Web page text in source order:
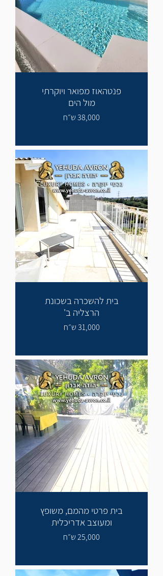
פנטהאוז מפואר ויוקרתי
מול הים
38,000 ש״ח
בית להשכרה בשכונת
הרצליה ב'
31,000 ש״ח
בית פרטי מהמם, משופץ
ומעוצב אדריכלית
25,000 ש״ח